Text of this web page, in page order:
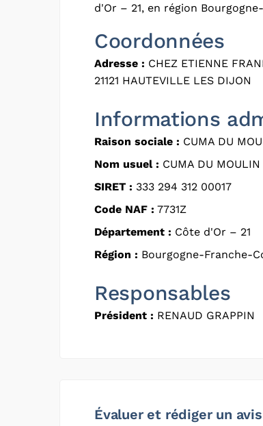
d'Or – 21, en région
Coordonnées
Adresse : CHEZ ETIENNE
21121 HAUTEVILLE LES DIJON
Informations
Raison sociale : CUMA DU
Nom usuel : CUMA DU MOULIN
SIRET : 333 294 312 00017
Code NAF : 7731Z
Département : Côte d'Or – 21
Région : Bourgogne-Franche-
Responsables
Président : RENAUD GRAPPIN
Évaluer et rédiger un avis